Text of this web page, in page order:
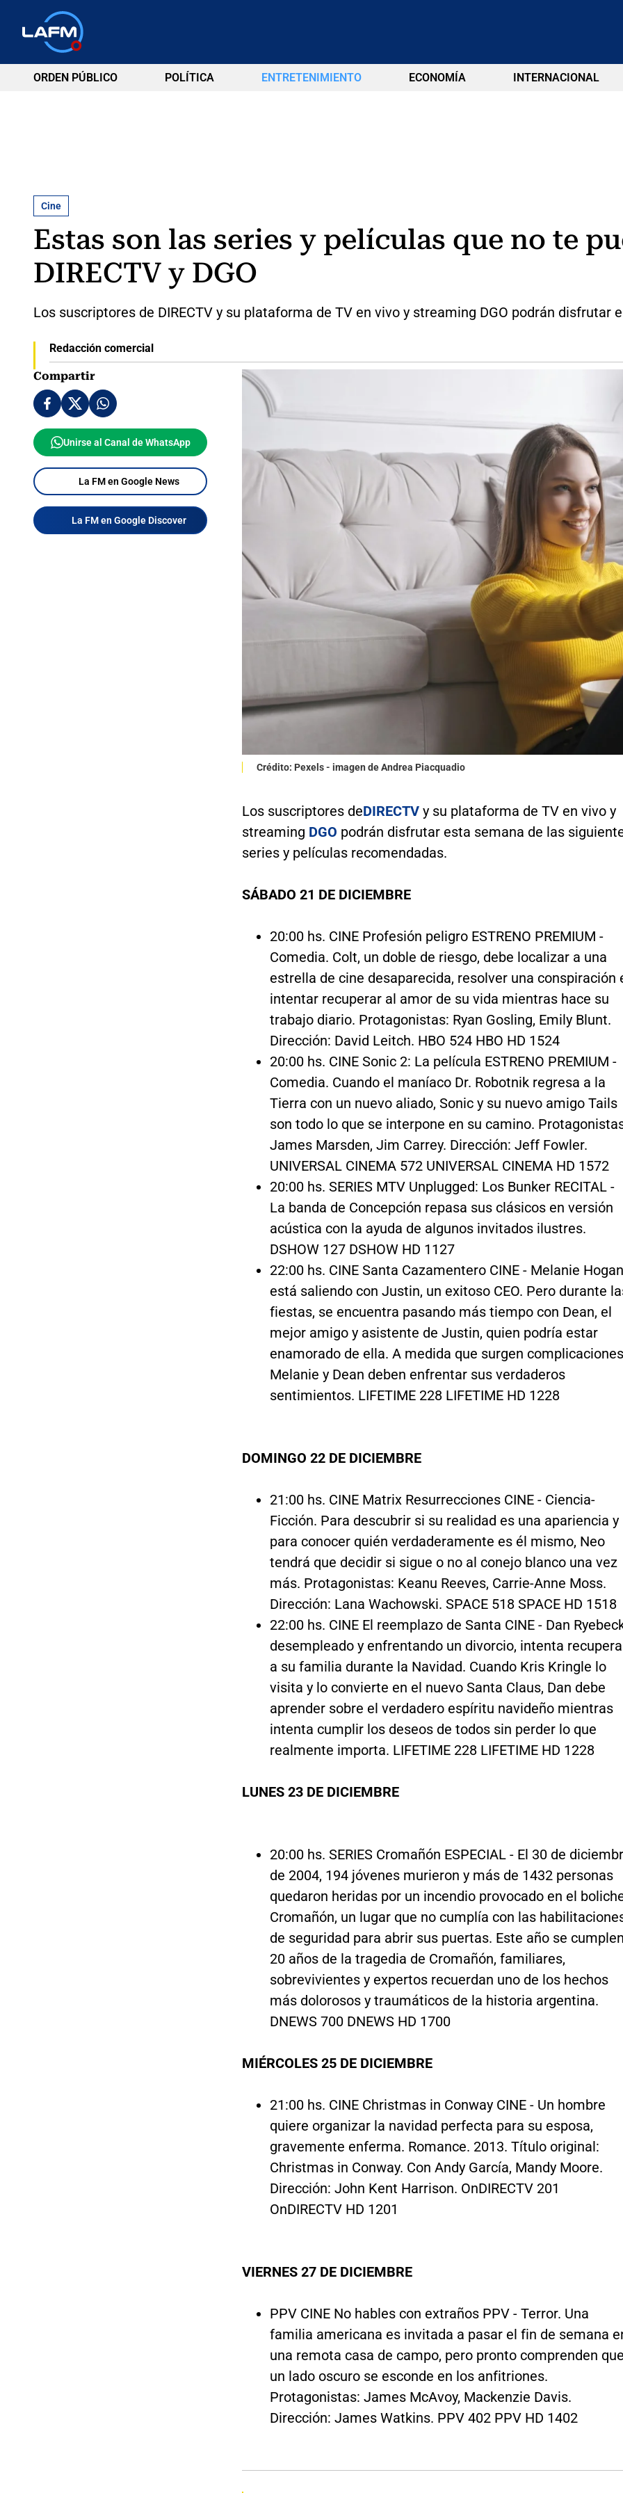
ORDEN PÚBLICO POLÍTICA ENTRETENIMIENTO ECONOMÍA INTERNACIONAL
Cine
Estas son las series y películas que no te
DIRECTV y DGO
Los suscriptores de DIRECTV y su plataforma de TV en vivo y streaming DGO podrán disfrutar
Redacción comercial
Compartir
Unirse al Canal de WhatsApp
La FM en Google News
La FM en Google Discover
Crédito: Pexels - imagen de Andrea Piacquadio
Los suscriptores deDIRECTVy su plataforma de TV en vivo y
streaming DGO podrán disfrutar esta semana de las
series y películas recomendadas.
SÁBADO 21 DE DICIEMBRE
20:00 hs. CINE Profesión peligro ESTRENO PREMIUM -
Comedia. Colt, un doble de riesgo, debe localizar a una
estrella de cine desaparecida, resolver una conspiración
intentar recuperar al amor de su vida mientras hace su
trabajo diario. Protagonistas: Ryan Gosling, Emily Blunt.
Dirección: David Leitch. HBO 524 HBO HD 1524
20:00 hs. CINE Sonic 2: La película ESTRENO PREMIUM -
Comedia. Cuando el maníaco Dr. Robotnik regresa a la
Tierra con un nuevo aliado, Sonic y su nuevo amigo Tails
son todo lo que se interpone en su camino.
James Marsden, Jim Carrey. Dirección: Jeff Fowler.
UNIVERSAL CINEMA 572 UNIVERSAL CINEMA HD 1572
20:00 hs. SERIES MTV Unplugged: Los Bunker RECITAL -
La banda de Concepción repasa sus clásicos en versión
acústica con la ayuda de algunos invitados ilustres.
DSHOW 127 DSHOW HD 1127
22:00 hs. CINE Santa Cazamentero CINE - Melanie Hogan
está saliendo con Justin, un exitoso CEO. Pero durante
fiestas, se encuentra pasando más tiempo con Dean, el
mejor amigo y asistente de Justin, quien podría estar
enamorado de ella. A medida que surgen
Melanie y Dean deben enfrentar sus verdaderos
sentimientos. LIFETIME 228 LIFETIME HD 1228
DOMINGO 22 DE DICIEMBRE
21:00 hs. CINE Matrix Resurrecciones CINE - Ciencia-
Ficción. Para descubrir si su realidad es una apariencia y
para conocer quién verdaderamente es él mismo, Neo
tendrá que decidir si sigue o no al conejo blanco una vez
más. Protagonistas: Keanu Reeves, Carrie-Anne Moss.
Dirección: Lana Wachowski. SPACE 518 SPACE HD 1518
22:00 hs. CINE El reemplazo de Santa CINE - Dan
desempleado y enfrentando un divorcio, intenta
a su familia durante la Navidad. Cuando Kris Kringle lo
visita y lo convierte en el nuevo Santa Claus, Dan debe
aprender sobre el verdadero espíritu navideño mientras
intenta cumplir los deseos de todos sin perder lo que
realmente importa. LIFETIME 228 LIFETIME HD 1228
LUNES 23 DE DICIEMBRE
20:00 hs. SERIES Cromañón ESPECIAL - El 30 de
de 2004, 194 jóvenes murieron y más de 1432 personas
quedaron heridas por un incendio provocado en el
Cromañón, un lugar que no cumplía con las
de seguridad para abrir sus puertas. Este año se
20 años de la tragedia de Cromañón, familiares,
sobrevivientes y expertos recuerdan uno de los hechos
más dolorosos y traumáticos de la historia argentina.
DNEWS 700 DNEWS HD 1700
MIÉRCOLES 25 DE DICIEMBRE
21:00 hs. CINE Christmas in Conway CINE - Un hombre
quiere organizar la navidad perfecta para su esposa,
gravemente enferma. Romance. 2013. Título original:
Christmas in Conway. Con Andy García, Mandy Moore.
Dirección: John Kent Harrison. OnDIRECTV 201
OnDIRECTV HD 1201
VIERNES 27 DE DICIEMBRE
PPV CINE No hables con extraños PPV - Terror. Una
familia americana es invitada a pasar el fin de semana
una remota casa de campo, pero pronto comprenden
un lado oscuro se esconde en los anfitriones.
Protagonistas: James McAvoy, Mackenzie Davis.
Dirección: James Watkins. PPV 402 PPV HD 1402